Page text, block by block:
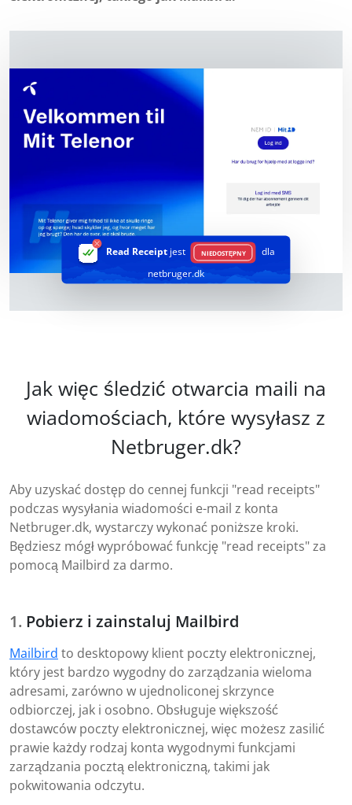
Read Receiptjest NIEDOSTĘPNY
dla
netbruger.dk
Jak więc śledzić otwarcia maili na
wiadomościach, które wysyłasz z
Netbruger.dk?
Aby uzyskać dostęp do cennej funkcji "read receipts"
podczas wysyłania wiadomości e-mail z konta
Netbruger.dk, wystarczy wykonać poniższe kroki.
Będziesz mógł wypróbować funkcję "read receipts" za
pomocą Mailbird za darmo.
Pobierz i zainstaluj Mailbird
Mailbird to desktopowy klient poczty elektronicznej,
który jest bardzo wygodny do zarządzania wieloma
adresami, zarówno w ujednoliconej skrzynce
odbiorczej, jak i osobno. Obsługuje większość
dostawców poczty elektronicznej, więc możesz zasilić
prawie każdy rodzaj konta wygodnymi funkcjami
zarządzania pocztą elektroniczną, takimi jak
pokwitowania odczytu.